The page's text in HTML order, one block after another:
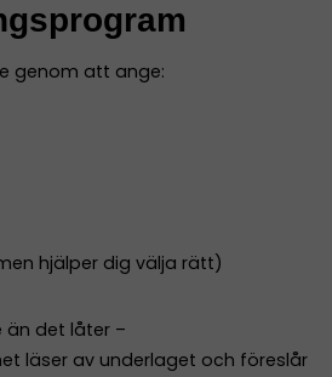
genom att ange:
hjälper dig välja rätt)
än det låter –
läser av underlaget och föreslår